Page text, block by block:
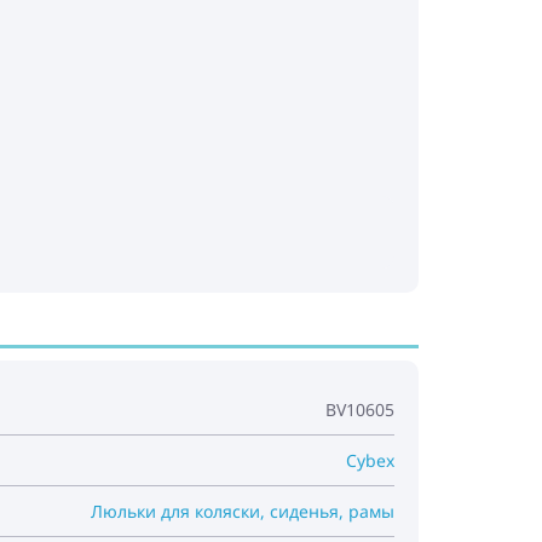
BV10605
Cybex
Люльки для коляски, сиденья, рамы